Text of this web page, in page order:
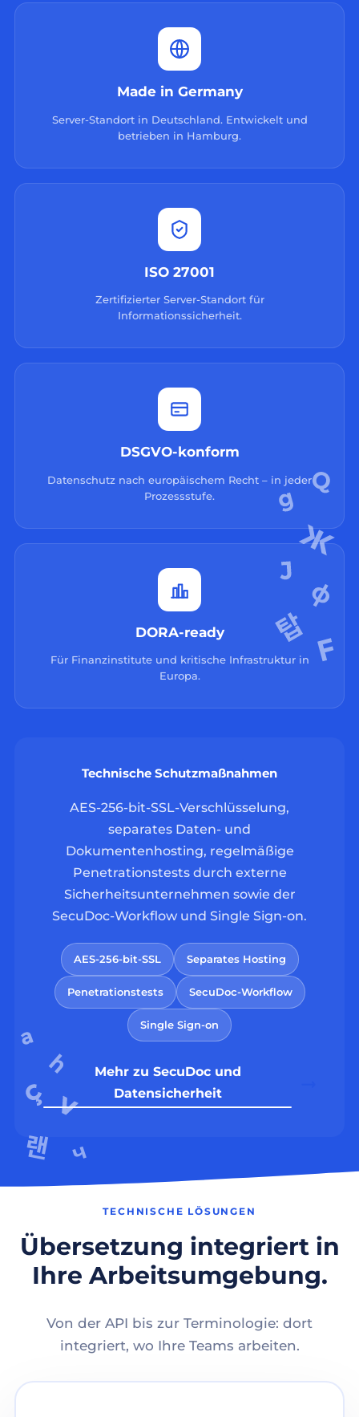
Made in Germany
Server-Standort in Deutschland. Entwickelt und
betrieben in Hamburg.
ISO 27001
Zertifizierter Server-Standort für
Informationssicherheit.
DSGVO-konform
Datenschutz nach europäischem Recht – in jeder
Prozessstufe.
DORA-ready
Für Finanzinstitute und kritische Infrastruktur in
Europa.
Technische Schutzmaßnahmen
AES-256-bit-SSL-Verschlüsselung,
separates Daten- und
Dokumentenhosting, regelmäßige
Penetrationstests durch externe
Sicherheitsunternehmen sowie der
SecuDoc-Workflow und Single Sign-on.
AES-256-bit-SSL Separates Hosting
Penetrationstests SecuDoc-Workflow
Single Sign-on
Mehr zu SecuDoc und
Datensicherheit
TECHNISCHE LÖSUNGEN
Übersetzung integriert in
Ihre Arbeitsumgebung.
Von der API bis zur Terminologie: dort
integriert, wo Ihre Teams arbeiten.